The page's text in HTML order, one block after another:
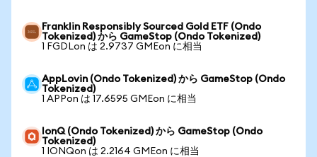
Franklin Responsibly Sourced Gold ETF (Ondo
Tokenized) から GameStop (Ondo Tokenized)
1 FGDLon は 2.9737 GMEon に相当
AppLovin (Ondo Tokenized) から GameStop (Ondo
Tokenized)
1 APPon は 17.6595 GMEon に相当
IonQ (Ondo Tokenized) から GameStop (Ondo
Tokenized)
1 IONQon は 2.2164 GMEon に相当